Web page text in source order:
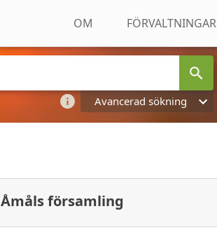
OM FÖRVALTNINGAR
Avancerad sökning
Åmåls församling